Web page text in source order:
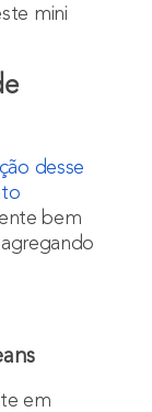
mini
desse
bem
em